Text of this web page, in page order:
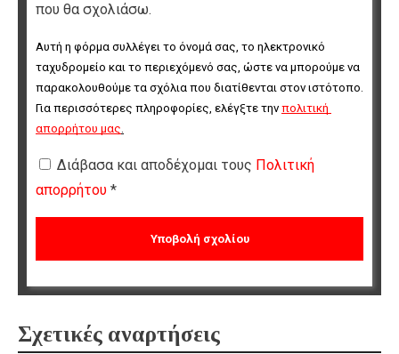
που θα σχολιάσω.
Αυτή η φόρμα συλλέγει το όνομά σας, το ηλεκτρονικό
ταχυδρομείο και το περιεχόμενό σας, ώστε να μπορούμε να
παρακολουθούμε τα σχόλια που διατίθενται στον ιστότοπο.
Για περισσότερες πληροφορίες, ελέγξτε την πολιτική
απορρήτου μας.
Διάβασα και αποδέχομαι τους Πολιτική
απορρήτου *
Σχετικές αναρτήσεις